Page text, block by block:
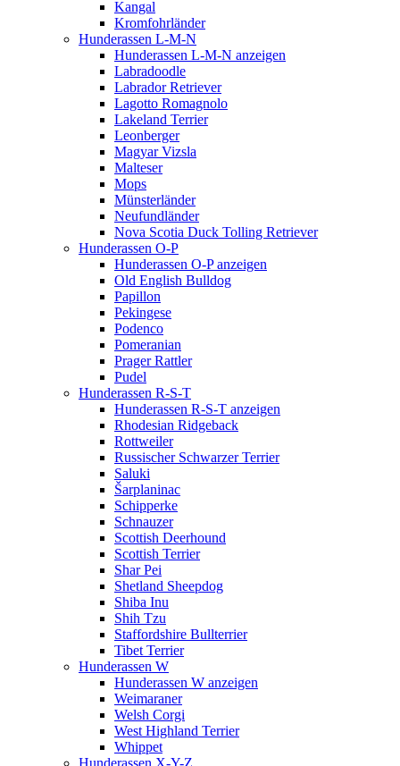
Kangal
Kromfohrländer
Hunderassen L-M-N
Hunderassen L-M-N anzeigen
Labradoodle
Labrador Retriever
Lagotto Romagnolo
Lakeland Terrier
Leonberger
Magyar Vizsla
Malteser
Mops
Münsterländer
Neufundländer
Nova Scotia Duck Tolling Retriever
Hunderassen O-P
Hunderassen O-P anzeigen
Old English Bulldog
Papillon
Pekingese
Podenco
Pomeranian
Prager Rattler
Pudel
Hunderassen R-S-T
Hunderassen R-S-T anzeigen
Rhodesian Ridgeback
Rottweiler
Russischer Schwarzer Terrier
Saluki
Šarplaninac
Schipperke
Schnauzer
Scottish Deerhound
Scottish Terrier
Shar Pei
Shetland Sheepdog
Shiba Inu
Shih Tzu
Staffordshire Bullterrier
Tibet Terrier
Hunderassen W
Hunderassen W anzeigen
Weimaraner
Welsh Corgi
West Highland Terrier
Whippet
Hunderassen X-Y-Z